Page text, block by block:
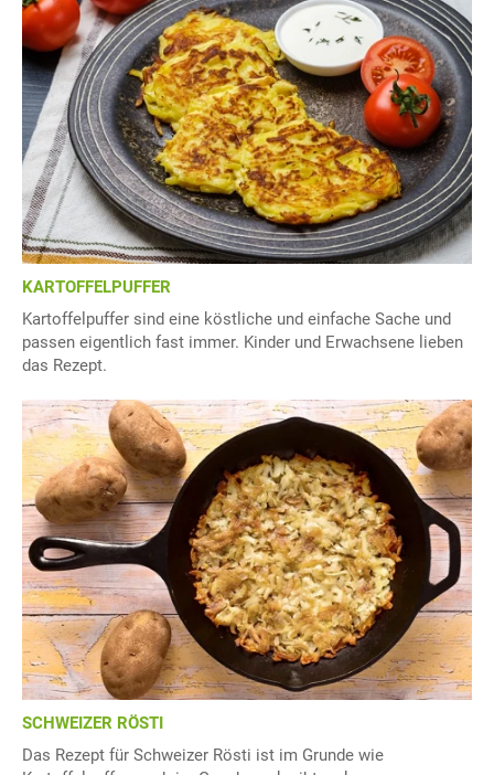
KARTOFFELPUFFER
Kartoffelpuffer sind eine köstliche und einfache Sache und
passen eigentlich fast immer. Kinder und Erwachsene lieben
das Rezept.
SCHWEIZER RÖSTI
Das Rezept für Schweizer Rösti ist im Grunde wie